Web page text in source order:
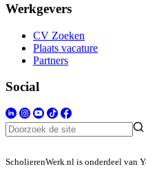
Werkgevers
CV Zoeken
Plaats vacature
Partners
Social
ScholierenWerk.nl is onderdeel van